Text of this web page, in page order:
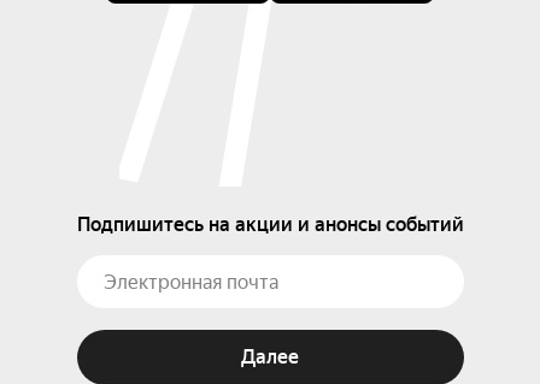
Подпишитесь на акции и анонсы событий
Далее